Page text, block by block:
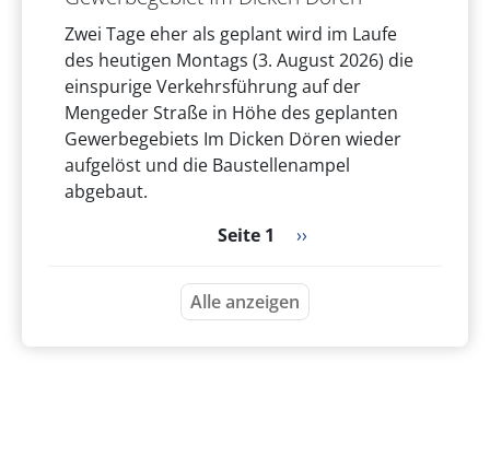
Zwei Tage eher als geplant wird im Laufe
des heutigen Montags (3. August 2026) die
einspurige Verkehrsführung auf der
Mengeder Straße in Höhe des geplanten
Gewerbegebiets Im Dicken Dören wieder
aufgelöst und die Baustellenampel
abgebaut.
Seitennummerierung
Seite 1 Nächste Seite
››
Alle anzeigen